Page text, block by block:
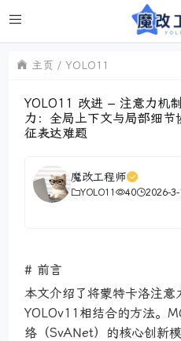
主页 YOLO11
YOLO11 改进 – 注意力机
力：全局上下文与局部细
征表达难题
魔改工程师
YOLO11 40 2026-3-
# 前言
本文介绍了将蒙特卡洛注
YOLOv11相结合的方法。
络（SvANet）的核心创新